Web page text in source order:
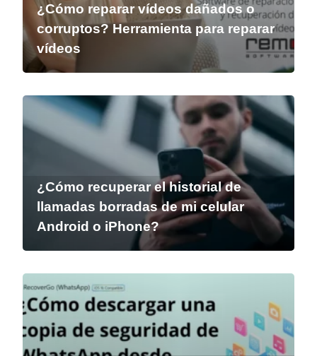
¿Cómo reparar vídeos dañados o
corruptos? Herramienta para reparar
vídeos
¿Cómo recuperar el historial de
llamadas borradas de mi celular
Android o iPhone?